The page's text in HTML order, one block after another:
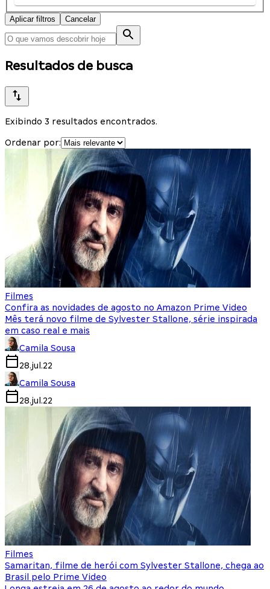
Aplicar filtros Cancelar
Resultados de busca
Exibindo 3 resultados encontrados.
Ordenar por:
Filmes
Confira as novidades de agosto no Amazon Prime Video
Mês terá novo filme de Sylvester Stallone, série inspirada
em caso real e mais
Camila Sousa
28.jul.22
Camila Sousa
28.jul.22
Filmes
Samaritan, filme de herói com Sylvester Stallone, chega ao
Brasil pelo Prime Video